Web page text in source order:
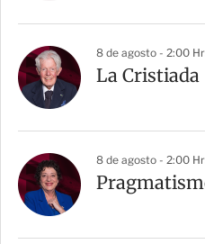
8 de agosto - 2:00
La Cristiada
8 de agosto - 2:00